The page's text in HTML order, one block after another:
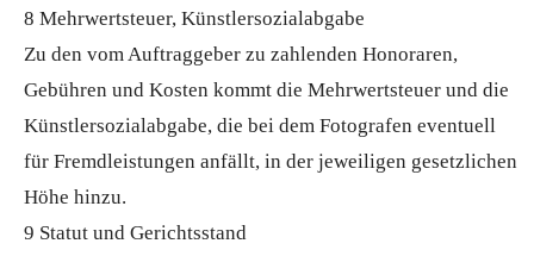
8 Mehrwertsteuer, Künstlersozialabgabe
Zu den vom Auftraggeber zu zahlenden Honoraren,
Gebühren und Kosten kommt die Mehrwertsteuer und die
Künstlersozialabgabe, die bei dem Fotografen eventuell
für Fremdleistungen anfällt, in der jeweiligen gesetzlichen
Höhe hinzu.
9 Statut und Gerichtsstand